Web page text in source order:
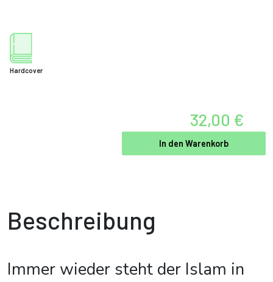
Hardcover
32,00 €
In den Warenkorb
Beschreibung
Immer wieder steht der Islam in